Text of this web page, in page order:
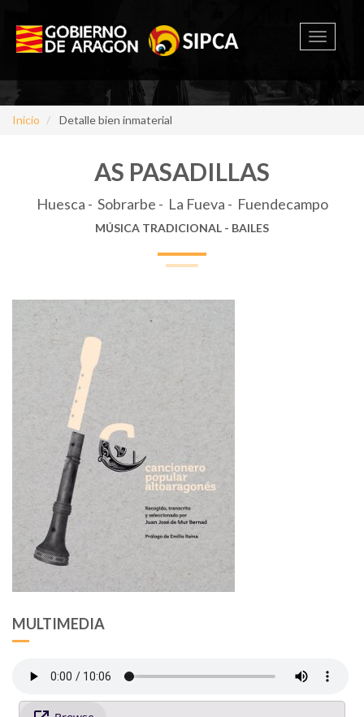
Toggle
Inicio Detalle bien inmaterial
AS PASADILLAS
Huesca - Sobrarbe - La Fueva - Fuendecampo
MÚSICA TRADICIONAL - BAILES
MULTIMEDIA